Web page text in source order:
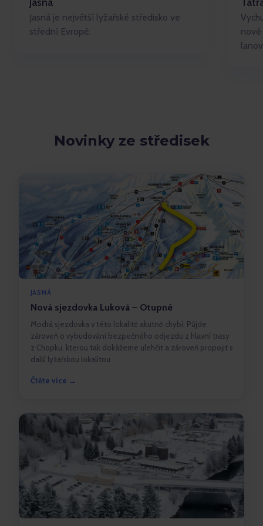
Jasná je největší lyžařské středisko ve
střední Evropě.
Novinky ze středisek
JASNÁ
Nová sjezdovka Luková – Otupné
Modrá sjezdovka v této lokalitě akutně chybí. Půjde
zároveň o vybudování bezpečného odjezdu z hlavní trasy
z Chopku, kterou tak dokážeme ulehčit a zároveň propojit s
další lyžařskou lokalitou.
Čtěte více →